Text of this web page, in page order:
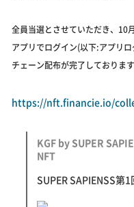
全員当選とさせていただき、10
アプリでログイン(以下:アプリ
チェーン配布が完了しておりま
https://nft.financie.io/
KGF by SUPER
NFT
SUPER SAPIENSS第